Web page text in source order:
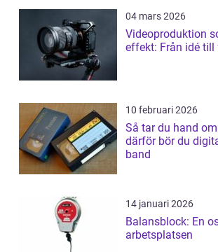
04 mars 2026
Videoproduktion
effekt: Från idé
10 februari 2026
Så tar du hand
därför bör du
band
14 januari 2026
Balansblock: En
arbetsplatsen